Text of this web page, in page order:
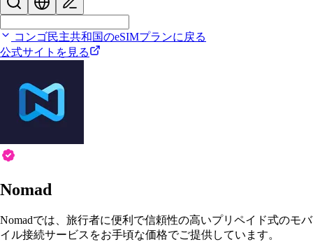
コンゴ民主共和国のeSIMプランに戻る
公式サイトを見る
Nomad
Nomadでは、旅行者に便利で信頼性の高いプリペイド式のモバ
イル接続サービスをお手頃な価格でご提供しています。